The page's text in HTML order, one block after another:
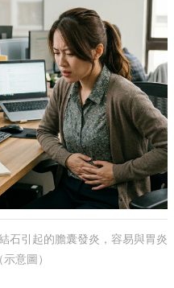
石引起的膽囊發炎，容易與胃炎
意圖）